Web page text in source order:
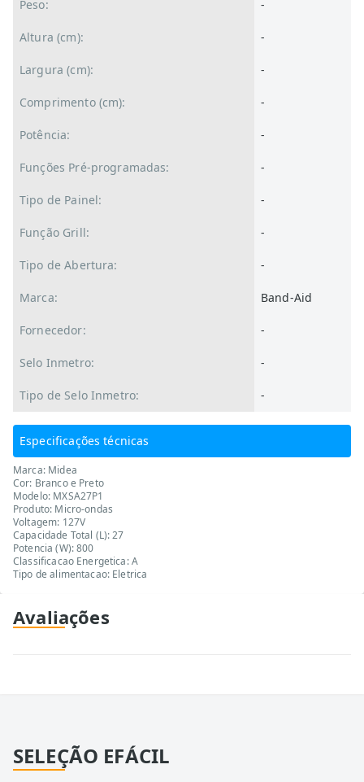
Peso: -
Altura (cm): -
Largura (cm): -
Comprimento (cm): -
Potência: -
Funções Pré-programadas: -
Tipo de Painel: -
Função Grill: -
Tipo de Abertura: -
Marca: Band-Aid
Fornecedor: -
Selo Inmetro: -
Tipo de Selo Inmetro: -
Especificações técnicas
Marca: Midea
Cor: Branco e Preto
Modelo: MXSA27P1
Produto: Micro-ondas
Voltagem: 127V
Capacidade Total (L): 27
Potencia (W): 800
Classificacao Energetica: A
Tipo de alimentacao: Eletrica
Avaliações
SELEÇÃO EFÁCIL